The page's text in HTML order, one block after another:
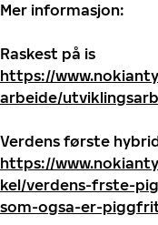
Mer informasjon:
Raskest på is
https://
arbeide/
Verdens første
https://
kel/verdens-frste-
som-ogsa-er-